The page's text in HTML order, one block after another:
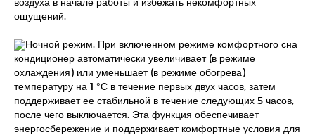
ощущений.
Ночной режим. При включенном режиме комфортного сна
кондиционер автоматически увеличивает (в режиме
охлаждения) или уменьшает (в режиме обогрева)
температуру на 1 °С в течение первых двух часов, затем
поддерживает ее стабильной в течение следующих 5 часов,
после чего выключается. Эта функция обеспечивает
энергосбережение и поддерживает комфортные условия для